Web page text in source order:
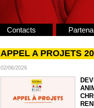
Contacts
APPEL A PROJETS
02/06/2026